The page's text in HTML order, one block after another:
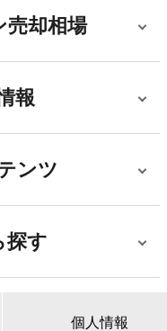
売却相場
報
ンツ
探す
個人情報